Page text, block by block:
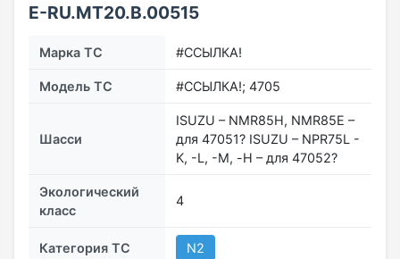
E-RU.МТ20.В.00515
Марка ТС #ССЫЛКА!
Модель ТС #ССЫЛКА!; 4705
Шасси
ISUZU – NMR85H, NMR85E –
для 47051? ISUZU – NPR75L -
K, -L, -M, -Н – для 47052?
Экологический
класс
4
Категория ТС N2